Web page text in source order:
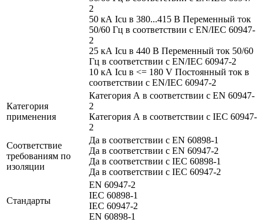
2
50 кА Icu в 380...415 В Переменный ток
50/60 Гц в соответствии с EN/IEC 60947-
2
25 кА Icu в 440 В Переменный ток 50/60
Гц в соответствии с EN/IEC 60947-2
10 кА Icu в <= 180 V Постоянный ток в
соответствии с EN/IEC 60947-2
Категория
применения
Категория А в соответствии с EN 60947-
2
Категория А в соответствии с IEC 60947-
2
Соответствие
требованиям по
изоляции
Да в соответствии с EN 60898-1
Да в соответствии с EN 60947-2
Да в соответствии с IEC 60898-1
Да в соответствии с IEC 60947-2
Стандарты
EN 60947-2
IEC 60898-1
IEC 60947-2
EN 60898-1